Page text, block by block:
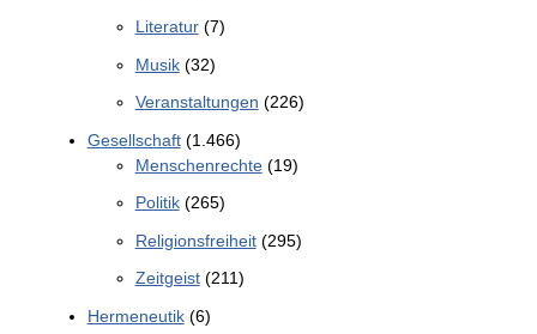
Literatur(7)
Musik(32)
Veranstaltungen (226)
Gesellschaft(1.466)
Menschenrechte(19)
Politik(265)
Religionsfreiheit(295)
Zeitgeist(211)
Hermeneutik(6)